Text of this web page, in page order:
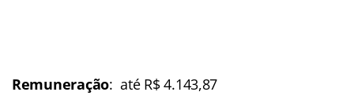
Remuneração: até R$ 4.143,87